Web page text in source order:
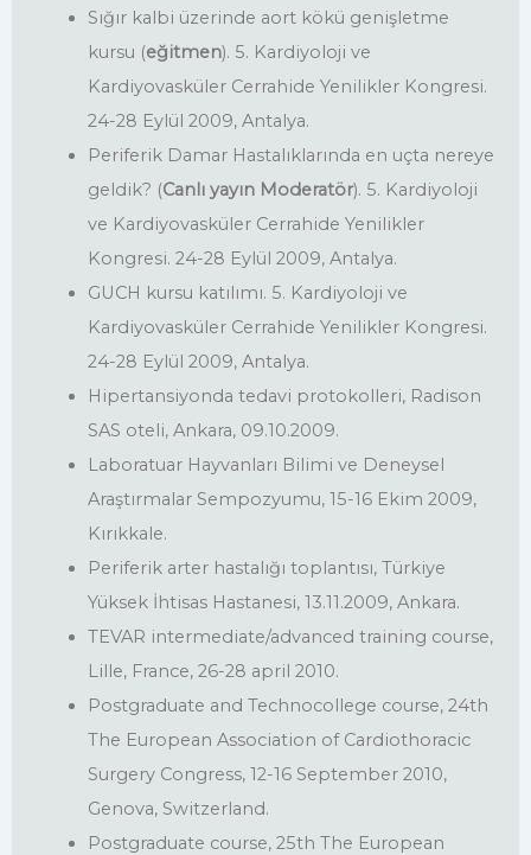
Sığır kalbi üzerinde aort kökü genişletme
kursu (eğitmen). 5. Kardiyoloji ve
Kardiyovasküler Cerrahide Yenilikler Kongresi.
24-28 Eylül 2009, Antalya.
Periferik Damar Hastalıklarında en uçta nereye
geldik? (Canlı yayın Moderatör). 5. Kardiyoloji
ve Kardiyovasküler Cerrahide Yenilikler
Kongresi. 24-28 Eylül 2009, Antalya.
GUCH kursu katılımı. 5. Kardiyoloji ve
Kardiyovasküler Cerrahide Yenilikler Kongresi.
24-28 Eylül 2009, Antalya.
Hipertansiyonda tedavi protokolleri, Radison
SAS oteli, Ankara, 09.10.2009.
Laboratuar Hayvanları Bilimi ve Deneysel
Araştırmalar Sempozyumu, 15-16 Ekim 2009,
Kırıkkale.
Periferik arter hastalığı toplantısı, Türkiye
Yüksek İhtisas Hastanesi, 13.11.2009, Ankara.
TEVAR intermediate/advanced training course,
Lille, France, 26-28 april 2010.
Postgraduate and Technocollege course, 24th
The European Association of Cardiothoracic
Surgery Congress, 12-16 September 2010,
Genova, Switzerland.
Postgraduate course, 25th The European